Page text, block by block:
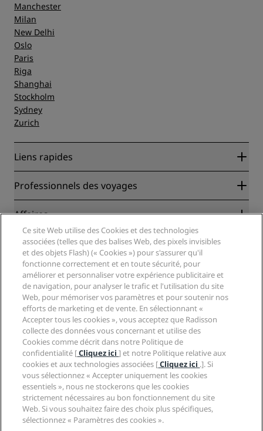
Manchester
Milan
New Delhi
Oslo
Paris
Riga
Shanghai
Stockholm
Sydney
Zurich
Liens rapides
Radisson Rewards
Blog
Nouveaux et futurs hôtels
Application Radisson Hotels
Hôtels adaptés aux sportifs
Hôtels adaptés aux Familles
Santé et sécurité
Professionnels des voyages
Partenaires
Agents de voyages
Affaires
Radisson Hotel Group
Médias
Carrières RHG
Carrières PPHE
Carrières EHL
The Club by RHG
Opportunités de développement
Entreprise responsable
Approvisionnement
Légal
Centre de confidentialité
Mentions légales
Conditions générales Radisson Rewards
Contrat d’utilisation du site
Accessibilité numérique
Déclaration sur l’esclavage moderne
Aide
Avis aux consommateurs
Contact
FAQ
Plan du site
Médias sociaux
Marques Radisson Hotels
Ce site Web utilise des Cookies et des technologies
associées (telles que des balises Web, des pixels invisibles
et des objets Flash) (« Cookies ») pour s'assurer qu'il
fonctionne correctement et en toute sécurité, pour
améliorer et personnaliser votre expérience publicitaire et
de navigation, pour analyser le trafic et l'utilisation du site
Web, pour mémoriser vos paramètres et pour soutenir nos
efforts de marketing et de vente. En sélectionnant «
Accepter tous les cookies », vous acceptez que Radisson
collecte des données vous concernant et utilise des
Cookies comme décrit dans notre Politique de
confidentialité [Cliquez ici] et notre Politique relative aux
cookies et aux technologies associées [Cliquez ici .]. Si
vous sélectionnez « Accepter uniquement les cookies
essentiels », nous ne stockerons que les cookies
strictement nécessaires au bon fonctionnement du site
Web. Si vous souhaitez faire des choix plus spécifiques,
sélectionnez « Paramètres des cookies ».